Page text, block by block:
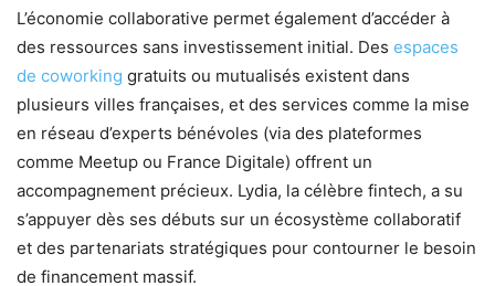
L’économie collaborative permet également d’accéder à
des ressources sans investissement initial. Des espaces
de coworking gratuits ou mutualisés existent dans
plusieurs villes françaises, et des services comme la mise
en réseau d’experts bénévoles (via des plateformes
comme Meetup ou France Digitale) offrent un
accompagnement précieux. Lydia, la célèbre fintech, a su
s’appuyer dès ses débuts sur un écosystème collaboratif
et des partenariats stratégiques pour contourner le besoin
de financement massif.